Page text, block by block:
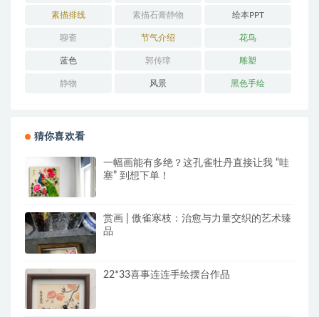
素描排线 素描石膏静物 绘本PPT
聊斋 节气介绍 花鸟
蓝色 郭传璋 雕塑
静物 风景 黑色手绘
猜你喜欢看
一幅画能有多绝？这孔雀牡丹直接让我 “哇
塞” 到想下单！
赏画 | 傲雀寒枝：治愈与力量交织的艺术臻
品
22*33喜事连连手绘摆台作品